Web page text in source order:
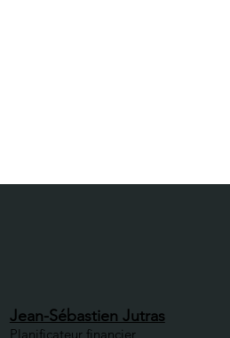
Jean-Sébastien Jutras
Planificateur financier